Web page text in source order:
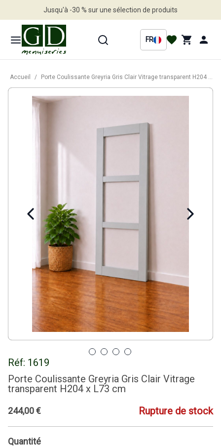
Jusqu'à -30 % sur une sélection de produits
FR
Accueil / Porte Coulissante Greyria Gris Clair Vitrage transparent H204 x L73 cm
Réf: 1619
Porte Coulissante Greyria Gris Clair Vitrage
transparent H204 x L73 cm
244,00€ Rupture de stock
Quantité